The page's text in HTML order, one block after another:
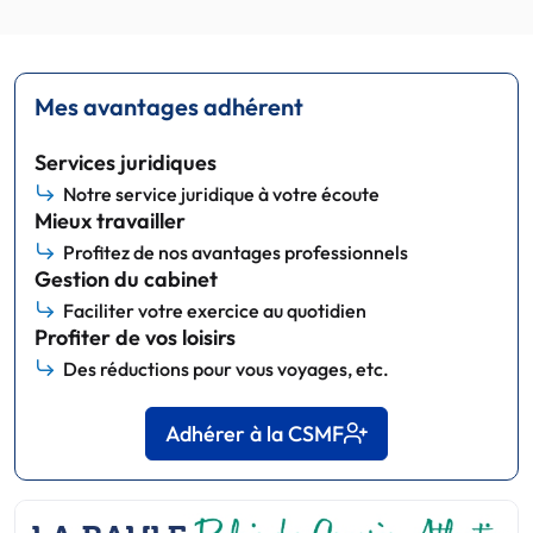
Mes avantages adhérent
Services juridiques
Notre service juridique à votre écoute
Mieux travailler
Profitez de nos avantages professionnels
Gestion du cabinet
Faciliter votre exercice au quotidien
Profiter de vos loisirs
Des réductions pour vous voyages, etc.
Adhérer à la CSMF